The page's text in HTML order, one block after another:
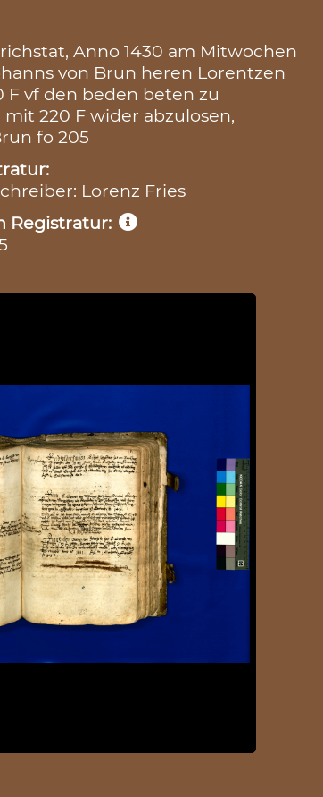
Anno 1430 am Mitwochen
von Brun heren Lorentzen
vf den beden beten zu
220 F wider abzulosen,
fo 205
Lorenz Fries
Registratur: